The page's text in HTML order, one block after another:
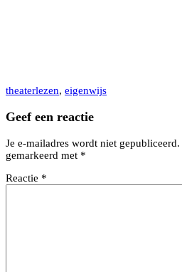
theaterlezen, eigenwijs
Geef een reactie
Je e-mailadres wordt niet gepubliceerd.
gemarkeerd met *
Reactie *